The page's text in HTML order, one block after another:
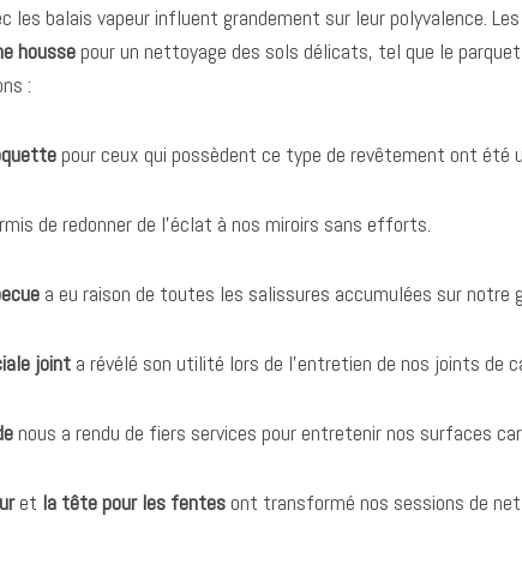
les balais vapeur influent grandement sur leur polyvalence.
houssepour un nettoyage des sols délicats, tel que le
:
pour ceux qui possèdent ce type de revêtement ont été
de redonner de l’éclat à nos miroirs sans efforts.
a eu raison de toutes les salissures accumulées sur
joint a révélé son utilité lors de l’entretien de nos joints de
nous a rendu de fiers services pour entretenir nos surfaces
et la tête pour les fentesont transformé nos sessions de